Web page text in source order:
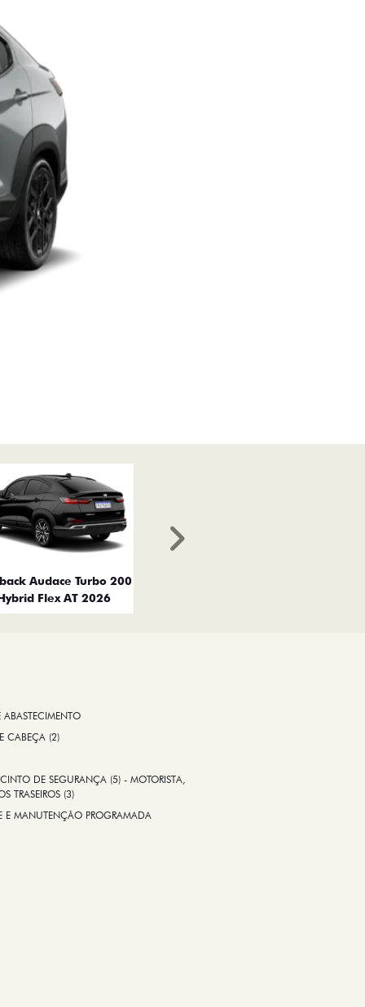
Audace Turbo 200
Flex AT 2026
Próximo
ABASTECIMENTO
CABEÇA (2)
DE SEGURANÇA (5) - MOTORISTA,
TRASEIROS (3)
E MANUTENÇÃO PROGRAMADA